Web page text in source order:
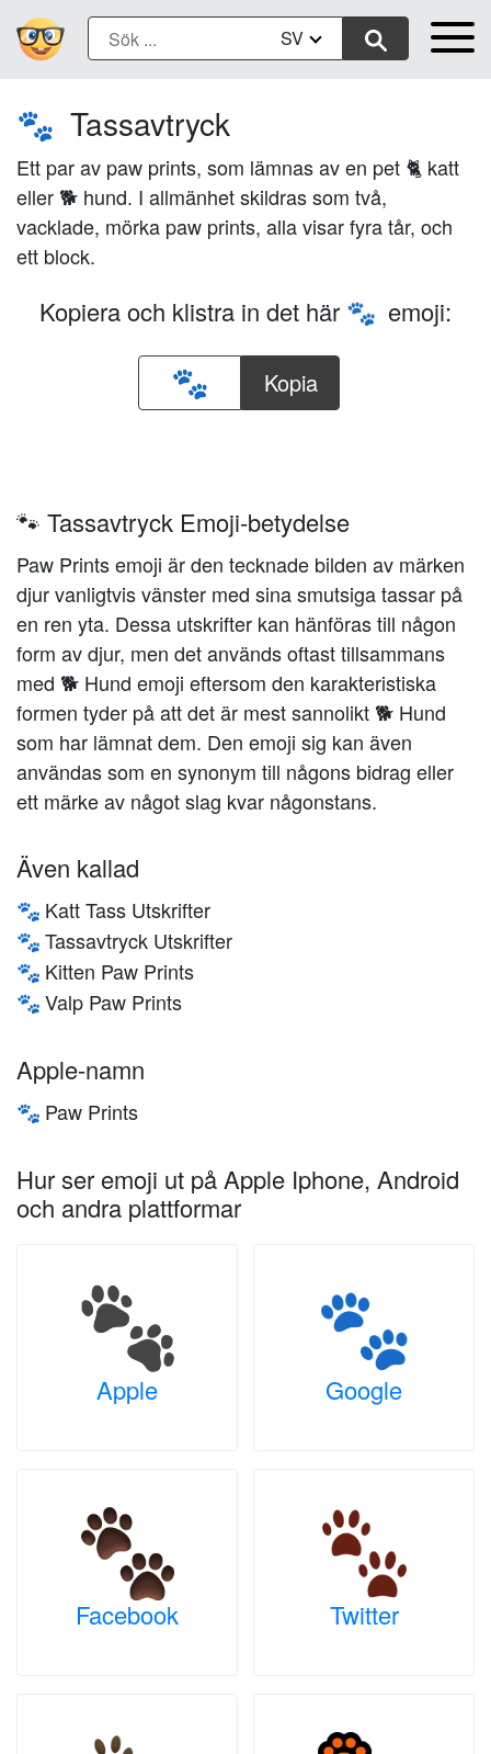
SV
🐾 Tassavtryck
Ett par av paw prints, som lämnas av en pet 🐈 katt
eller 🐕 hund. I allmänhet skildras som två,
vacklade, mörka paw prints, alla visar fyra tår, och
ett block.
Kopiera och klistra in det här 🐾 emoji:
Kopia
🐾 Tassavtryck Emoji-betydelse
Paw Prints emoji är den tecknade bilden av märken
djur vanligtvis vänster med sina smutsiga tassar på
en ren yta. Dessa utskrifter kan hänföras till någon
form av djur, men det används oftast tillsammans
med 🐕 Hund emoji eftersom den karakteristiska
formen tyder på att det är mest sannolikt 🐕 Hund
som har lämnat dem. Den emoji sig kan även
användas som en synonym till någons bidrag eller
ett märke av något slag kvar någonstans.
Även kallad
🐾 Katt Tass Utskrifter
🐾 Tassavtryck Utskrifter
🐾 Kitten Paw Prints
🐾 Valp Paw Prints
Apple-namn
🐾 Paw Prints
Hur ser emoji ut på Apple Iphone, Android
och andra plattformar
Apple Google
Facebook Twitter